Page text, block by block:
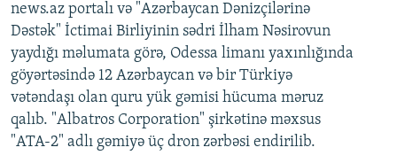
news.az portalı və "Azərbaycan Dənizçilərinə
Dəstək" İctimai Birliyinin sədri İlham Nəsirovun
yaydığı məlumata görə, Odessa limanı yaxınlığında
göyərtəsində 12 Azərbaycan və bir Türkiyə
vətəndaşı olan quru yük gəmisi hücuma məruz
qalıb. "Albatros Corporation" şirkətinə məxsus
"ATA-2" adlı gəmiyə üç dron zərbəsi endirilib.